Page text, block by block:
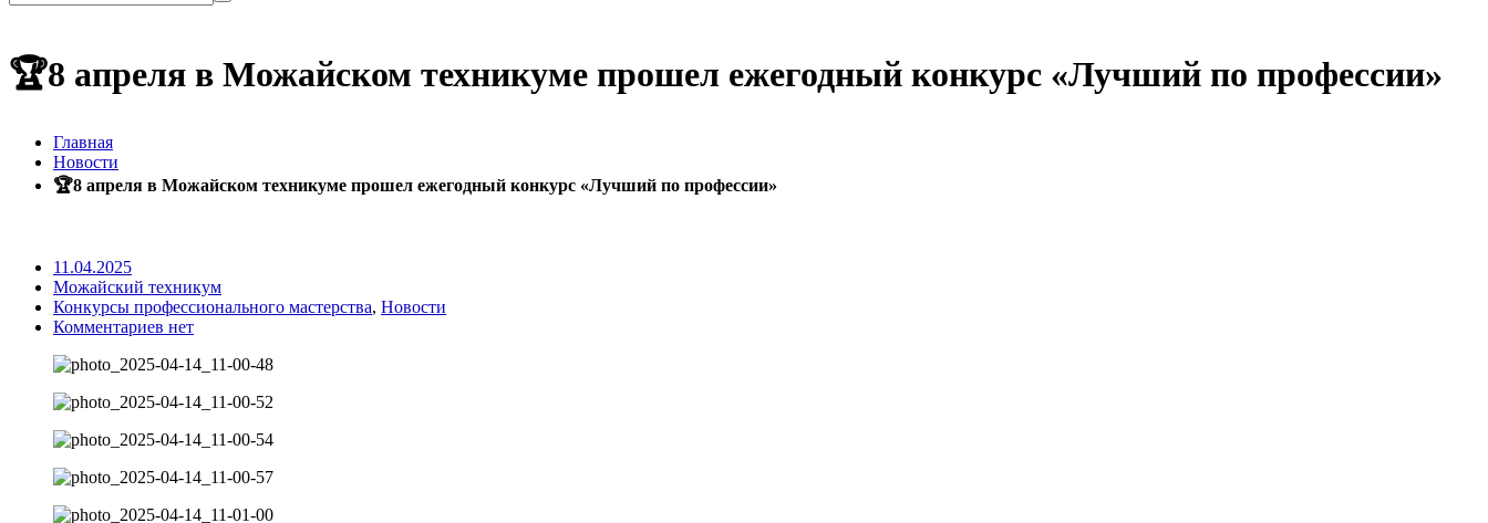
🏆8 апреля в Можайском техникуме прошел ежегодный конкурс «Лучший по профессии»
Главная
Новости
🏆8 апреля в Можайском техникуме прошел ежегодный конкурс «Лучший по профессии»
11.04.2025
Можайский техникум
Конкурсы профессионального мастерства, Новости
Комментариев нет